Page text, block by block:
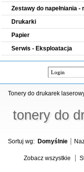
Zestawy do napełniania -
Drukarki
Papier
Serwis - Eksploatacja
tonery do
Tonery do drukarek
Sortuj wg: Domyślnie
Zobacz wszystkie